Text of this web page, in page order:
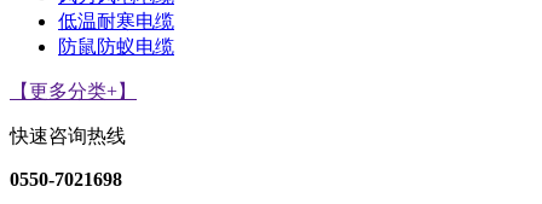
低温耐寒电缆
防鼠防蚁电缆
【更多分类+】
快速咨询热线
0550-7021698